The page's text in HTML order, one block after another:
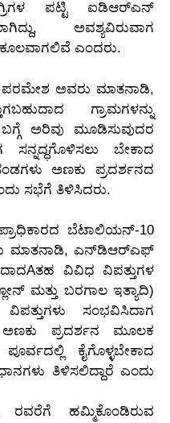
ಪಟ್ಟಿ ಐಡಿಆರ್‌ಎನ್
ಅವಶ್ಯವಿರುವಾಗ
ಎಂದರು.
ಪರಮೇಶ ಅವರು ಮಾತನಾಡಿ,
ಗ್ರಾಮಗಳನ್ನು
ಬಗ್ಗೆ ಅರಿವು ಮೂಡಿಸುವುದರ
ಬೇಕಾದ
ಅಣಕು ಪ್ರದರ್ಶನದ
ಸಭೆಗೆ ತಿಳಿಸಿದರು.
ಬೆಟಾಲಿಯನ್-10
ಮಾತನಾಡಿ, ಎನ್‌ಡಿಆರ್‌ಎಫ್
ವಿವಿಧ ವಿಪತ್ತುಗಳ
ಮತ್ತು ಬರಗಾಲ ಇತ್ಯಾದಿ)
ಸಂಭವಿಸಿದಾಗ
ಅಣಕು ಪ್ರದರ್ಶನ ಮೂಲಕ
ಕೈಗೊಳ್ಳಬೇಕಾದ
ತಿಳಿಸಲಿದ್ದಾರೆ ಎಂದು
ಹಮ್ಮಿಕೊಂಡಿರುವ